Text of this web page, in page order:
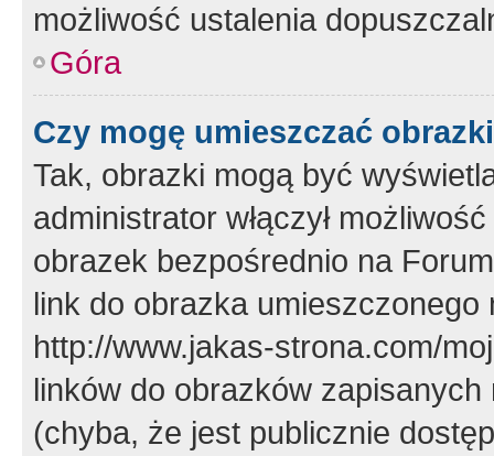
możliwość ustalenia
Góra
Czy mogę umieszczać
Tak, obrazki mogą być
administrator włączył
obrazek bezpośrednio na
link do obrazka
http://www.jakas-strona.com/
linków do obrazków
(chyba, że jest publicznie